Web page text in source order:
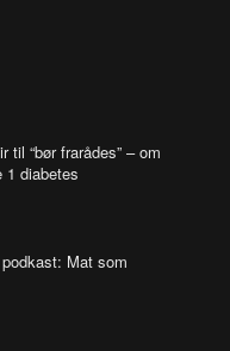
til “bør frarådes” – om
1 diabetes
Mat som